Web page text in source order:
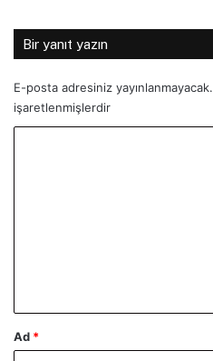
Bir yanıt yazın
E-posta adresiniz yayınlanmayacak.
işaretlenmişlerdir
Ad *